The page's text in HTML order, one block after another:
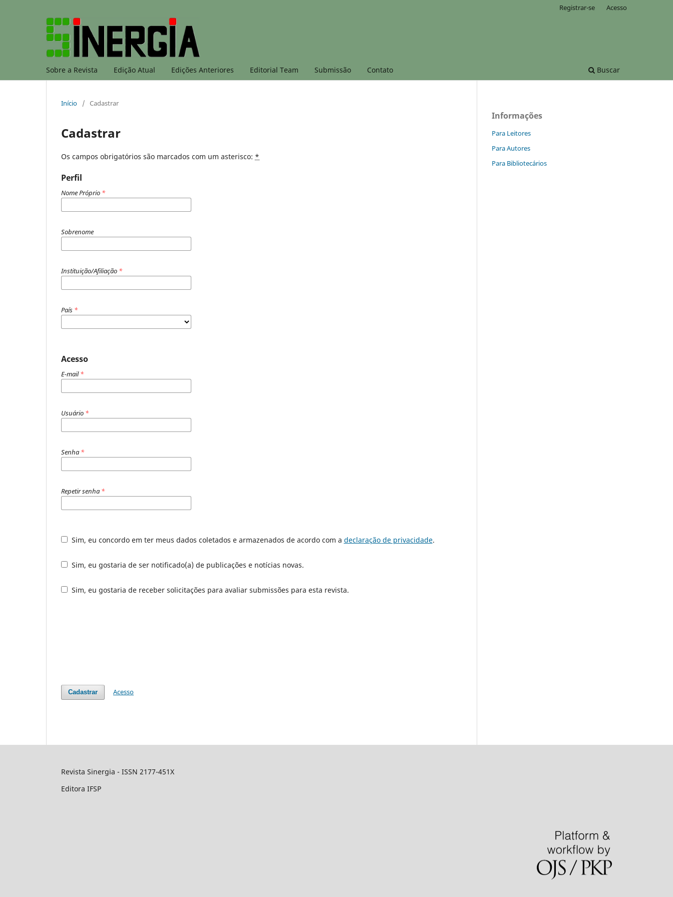
Sobre a Revista Edição Atual Edições Anteriores Editorial Team Submissão Contato Buscar
Registrar-se Acesso
Início / Cadastrar
Cadastrar
Os campos obrigatórios são marcados com um asterisco: *
Perfil
Nome Próprio *
Sobrenome
Instituição/Afiliação *
País *
Acesso
E-mail*
Usuário *
Senha *
Repetir senha *
Sim, eu concordo em ter meus dados coletados e armazenados de acordo com a declaração de privacidade.
Sim, eu gostaria de ser notificado(a) de publicações e notícias novas.
Sim, eu gostaria de receber solicitações para avaliar submissões para esta revista.
Cadastrar Acesso
Informações
Para Leitores
Para Autores
Para Bibliotecários
Revista Sinergia - ISSN 2177-451X
Editora IFSP